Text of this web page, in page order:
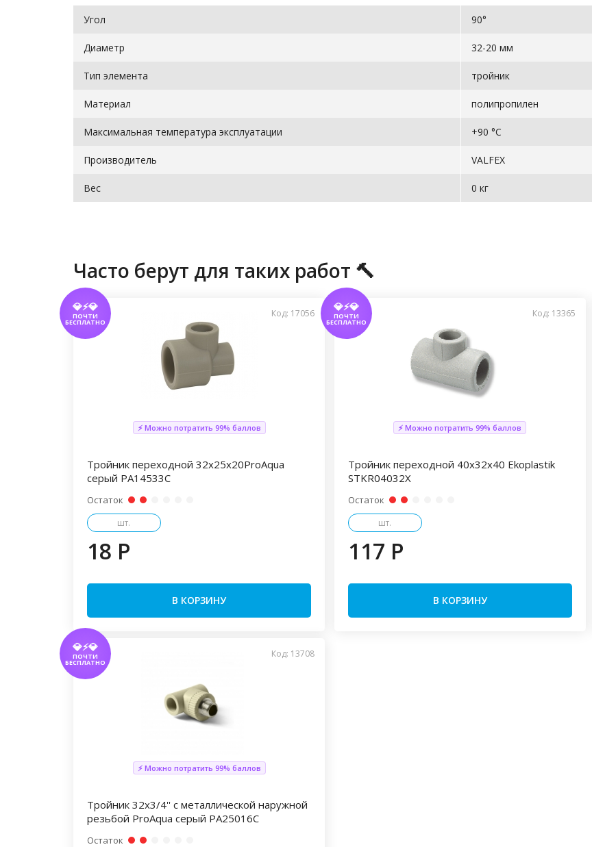
Угол 90°
Диаметр 32-20 мм
Тип элемента тройник
Материал полипропилен
Максимальная температура эксплуатации +90 °С
Производитель VALFEX
Вес 0 кг
Часто берут для таких работ 🔨
💎⚡💎
ПОЧТИ
БЕСПЛАТНО
Код: 17056
⚡ Можно потратить 99% баллов
Тройник переходной 32х25х20ProAqua
серый PA14533С
Остаток
шт.
18 P
В КОРЗИНУ
💎⚡💎
ПОЧТИ
БЕСПЛАТНО
Код: 13365
⚡ Можно потратить 99% баллов
Тройник переходной 40х32х40 Ekoplastik
STKR04032X
Остаток
шт.
117 P
В КОРЗИНУ
💎⚡💎
ПОЧТИ
БЕСПЛАТНО
Код: 13708
⚡ Можно потратить 99% баллов
Тройник 32x3/4'' с металлической наружной
резьбой ProAqua серый PA25016С
Остаток